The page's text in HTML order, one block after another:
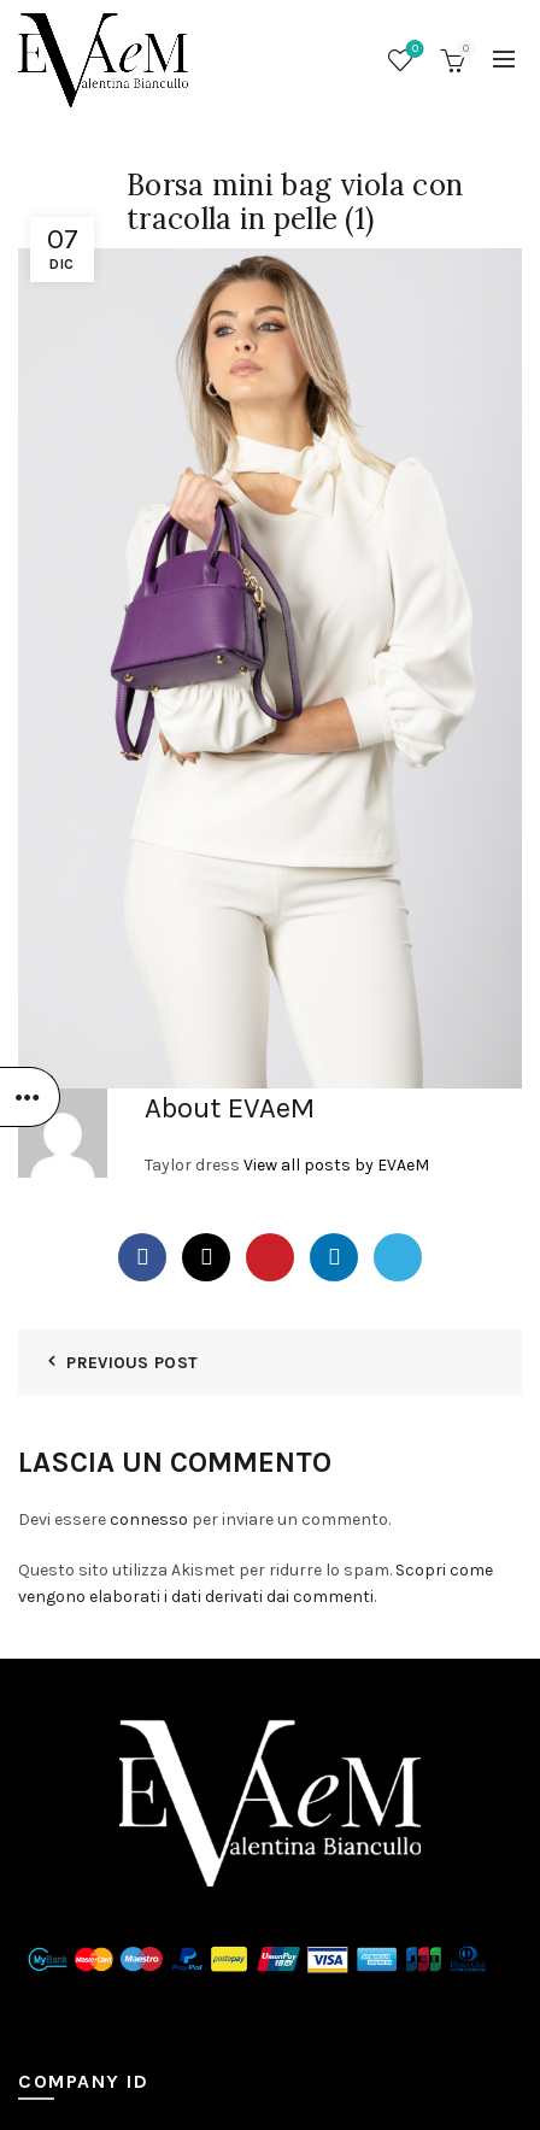
0 0
07
DIC
Borsa mini bag viola con
tracolla in pelle (1)
About EVAeM
Taylor dress View all posts by EVAeM
PREVIOUS POST
LASCIA UN COMMENTO
Devi essereconnesso per inviare un commento.
Questo sito utilizza Akismet per ridurre lo spam. Scopri come
vengono elaborati i dati derivati dai commenti.
COMPANY ID